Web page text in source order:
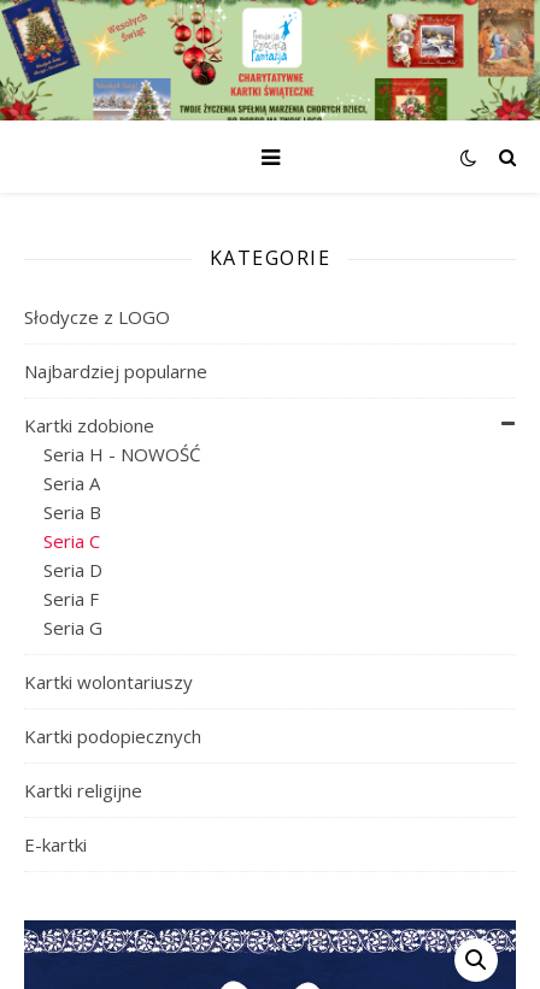
KATEGORIE
Słodycze z LOGO
Najbardziej popularne
Kartki zdobione
Seria H - NOWOŚĆ
Seria A
Seria B
Seria C
Seria D
Seria F
Seria G
Kartki wolontariuszy
Kartki podopiecznych
Kartki religijne
E-kartki